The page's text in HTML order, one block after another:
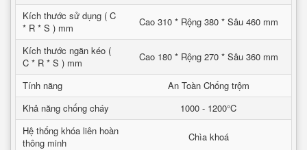
Kích thước sử dụng ( C
* R * S ) mm
Cao 310 * Rộng 380 * Sâu 460 mm
Kích thước ngăn kéo (
C * R * S ) mm
Cao 180 * Rộng 270 * Sâu 360 mm
Tính năng
An Toàn Chống trộm
Khả năng chống cháy
1000 - 1200°C
Hệ thống khóa liên hoàn
thông minh
Chìa khoá